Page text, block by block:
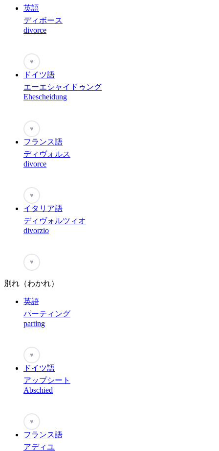
英語
ディボース
divorce
♥
ドイツ語
エーエシャイドゥング
Ehescheidung
♥
フランス語
ディヴォルス
divorce
♥
イタリア語
ディヴォルツィオ
divorzio
♥
別れ（わかれ）
英語
パーティング
parting
♥
ドイツ語
アップシート
Abschied
♥
フランス語
アディユ